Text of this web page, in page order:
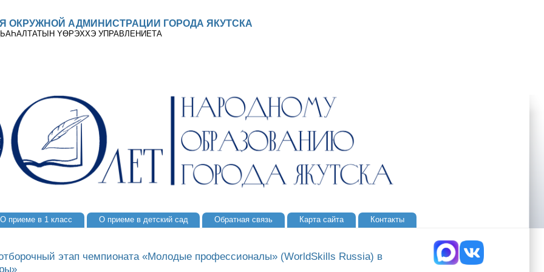
ОКРУЖНОЙ АДМИНИСТРАЦИИ ГОРОДА ЯКУТСКА
YӨРЭХХЭ УПРАВЛЕНИЕТА
О приеме в 1 класс О приеме в детский сад Обратная связь Карта сайта Контакты
этап чемпионата «Молодые профессионалы» (WorldSkills Russia) в